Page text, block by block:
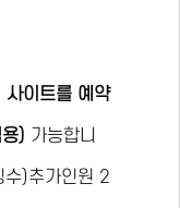
사이트를 예약
) 가능합니
)추가인원 2